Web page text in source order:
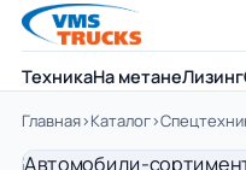
ТехникаНа метанеЛизинг
Главная›Каталог›